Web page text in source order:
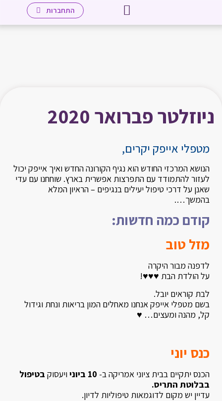
התחברות
ניוזלטר פברואר 2020
מטפלי אייפק יקרים,
הנושא המרכזי החודש הוא נגיף הקורונה החדש ואיך אייפק יכול
לעזור להתמודד עם התפרצות אפשרית בארץ. שוחחנו עם עדי
שאנן על דרכי טיפול יעילים בנגיפים – הראיון המלא
בהמשך….
קודם כמה חדשות:
מזל טוב
לדפנה מבור היקרה
על הולדת הבת ♥♥♥!
לבת קוראים יובל.
בשם מטפלי אייפק אנחנו מאחלים המון בריאות ונחת וגידול
קל, מהנה ומעצים… ♥
כנס יוני
הכנס יתקיים בבית ציוני אמריקה ב- 10 ביוני ויעסוק בטיפול
בבלוטת התריס.
עדיין יש מקום לדוגמאות טיפוליות לדיון.